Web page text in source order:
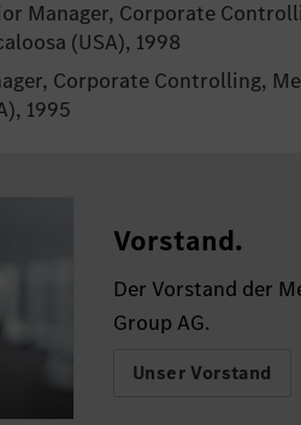
Manager, Corporate
(USA), 1998
Corporate Controlling,
1995
Vorstand.
Der Vorstand der
Group AG.
Unser Vorstand